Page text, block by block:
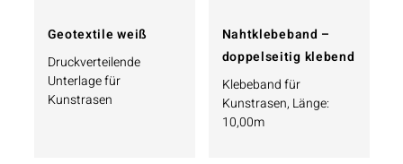
Geotextile weiß
Druckverteilende
Unterlage für
Kunstrasen
Nahtklebeband –
doppelseitig klebend
Klebeband für
Kunstrasen, Länge:
10,00m